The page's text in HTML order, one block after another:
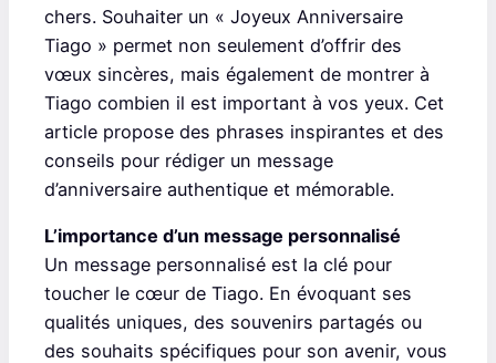
chers. Souhaiter un « Joyeux Anniversaire
Tiago » permet non seulement d’offrir des
vœux sincères, mais également de montrer à
Tiago combien il est important à vos yeux. Cet
article propose des phrases inspirantes et des
conseils pour rédiger un message
d’anniversaire authentique et mémorable.
L’importance d’un message personnalisé
Un message personnalisé est la clé pour
toucher le cœur de Tiago. En évoquant ses
qualités uniques, des souvenirs partagés ou
des souhaits spécifiques pour son avenir, vous